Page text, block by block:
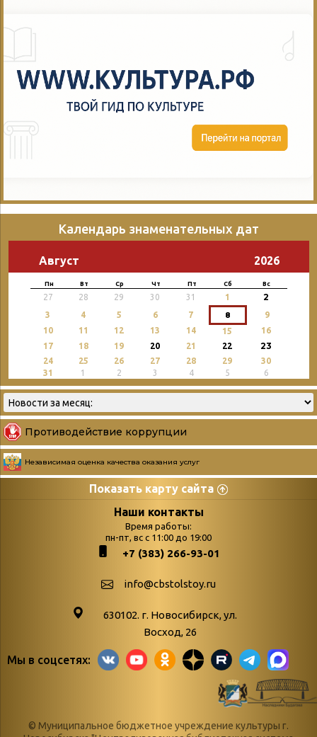
Календарь знаменательных дат
Август 2026
Пн Вт Ср Чт Пт Сб Вс
27 28 29 30 31 1 2
3 4 5 6 7 8
9
10
11 12 13 14 15
16
17
18 19 20 21 22 23
24 25 26 27 28 29
30
31
1 2 3 4 5 6
Противодействие коррупции
Независимая оценка качества оказания услуг
Показать карту сайта
Страницы
podvedenie-itogov-festivalya-
paskhalnaya-palitra
Библионочь – как ярмарка точь-в-
Конференции, семинары,
поступлений
Война. Народ.
живые»
«Мне всё
снятся
военной поры
Наши контакты
Время работы:
пн-пт, вс с 11:00 до 19:00
+7 (383) 266-93-01
info@cbstolstoy.ru
630102. г. Новосибирск, ул.
Восход, 26
Мы в соцсетях:
© Муниципальное бюджетное учреждение культуры г.